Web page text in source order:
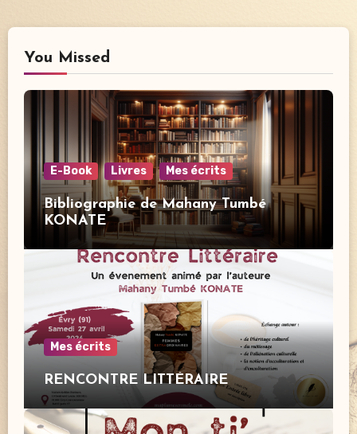
You Missed
E-Book Livres Mes écrits
Bibliographie de Mahany Tumbé
KONATE
Mes écrits
RENCONTRE LITTÉRAIRE